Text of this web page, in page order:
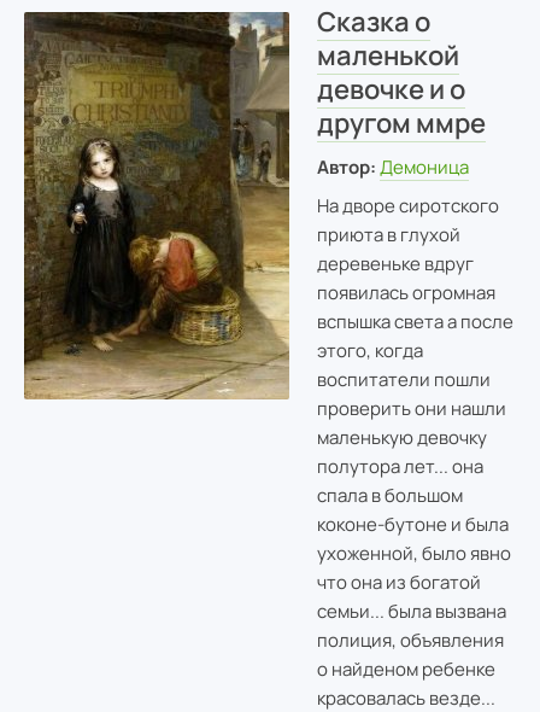
Сказка о
маленькой
девочке и о
другом ммре
Автор: Демоница
На дворе сиротского
приюта в глухой
деревеньке вдруг
появилась огромная
вспышка света а после
этого, когда
воспитатели пошли
проверить они нашли
маленькую девочку
полутора лет... она
спала в большом
коконе-бутоне и была
ухоженной, было явно
что она из богатой
семьи... была вызвана
полиция, объявления
о найденом ребенке
красовалась везде...